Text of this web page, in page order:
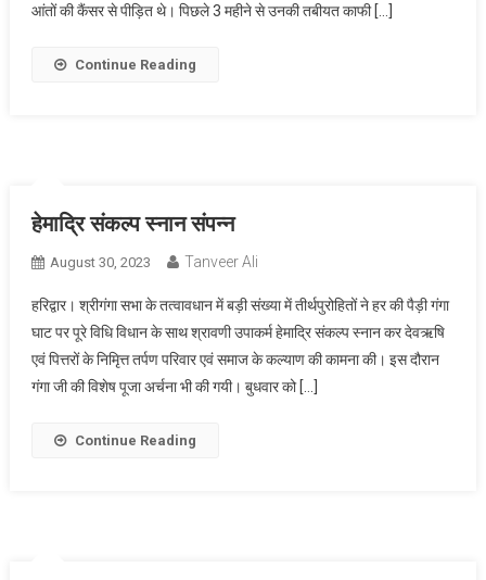
आंतों की कैंसर से पीड़ित थे। पिछले 3 महीने से उनकी तबीयत काफी […]
Continue Reading
हेमाद्रि संकल्प स्नान संपन्न
August 30, 2023 Tanveer Ali
हरिद्वार। श्रीगंगा सभा के तत्वावधान में बड़ी संख्या में तीर्थपुरोहितों ने हर की पैड़ी गंगा
घाट पर पूरे विधि विधान के साथ श्रावणी उपाकर्म हेमाद्रि संकल्प स्नान कर देवऋषि
एवं पित्तरों के निमिृत्त तर्पण परिवार एवं समाज के कल्याण की कामना की। इस दौरान
गंगा जी की विशेष पूजा अर्चना भी की गयी। बुधवार को […]
Continue Reading